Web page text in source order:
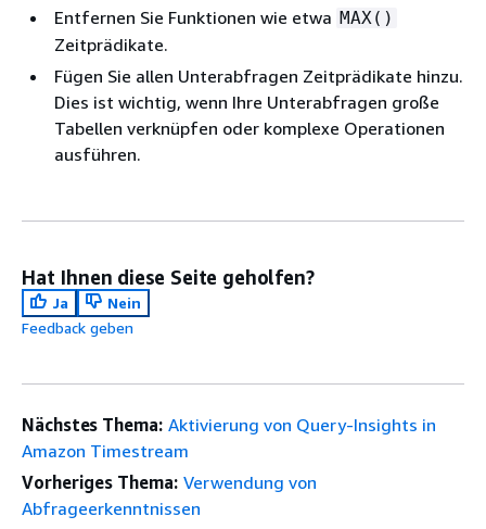
Entfernen Sie Funktionen wie etwa MAX()
Zeitprädikate.
Fügen Sie allen Unterabfragen Zeitprädikate hinzu.
Dies ist wichtig, wenn Ihre Unterabfragen große
Tabellen verknüpfen oder komplexe Operationen
ausführen.
Hat Ihnen diese Seite geholfen?
Ja
Nein
Feedback geben
Nächstes Thema: Aktivierung von Query-Insights in
Amazon Timestream
Vorheriges Thema: Verwendung von
Abfrageerkenntnissen